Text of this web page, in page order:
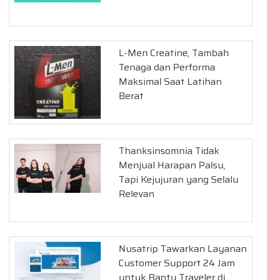
L-Men Creatine, Tambah
Tenaga dan Performa
Maksimal Saat Latihan
Berat
Thanksinsomnia Tidak
Menjual Harapan Palsu,
Tapi Kejujuran yang Selalu
Relevan
Nusatrip Tawarkan Layanan
Customer Support 24 Jam